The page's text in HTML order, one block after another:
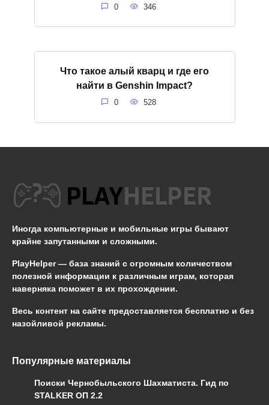
0 346
Что такое алый кварц и где его
найти в Genshin Impact?
0 528
Иногда компьютерные и мобильные игры бывают
крайне запутанными и сложными.
PlayHelper — база знаний с огромным количеством
полезной информации к различным играм, которая
наверняка поможет в их прохождении.
Весь контент на сайте предоставляется бесплатно и без
назойливой рекламы.
Популярные материалы
Поиски Чернобыльского Шахматиста. Гид по
STALKER ОП 2.2